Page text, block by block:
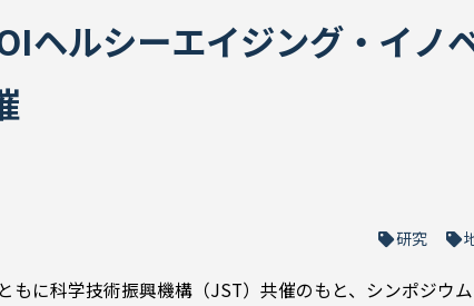
ヘルシーエイジング・イノ
研究
に科学技術振興機構（JST）共催のもと、シンポジウ